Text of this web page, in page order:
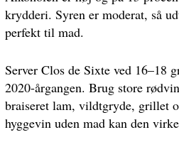
krydderi. Syren er moderat, så
perfekt til mad.
Server Clos de Sixte ved 16–18
2020-årgangen. Brug store
braiseret lam, vildtgryde, grillet
hyggevin uden mad kan den